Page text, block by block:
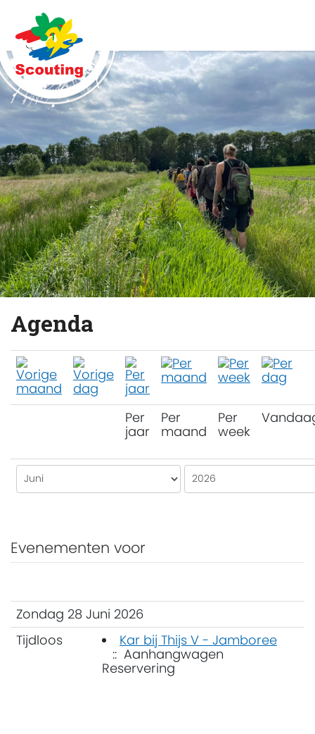
Agenda
Per
jaar
Per
maand
Per
week
Evenementen voor
Zondag 28 Juni 2026
Tijdloos
Kar bij Thijs V - Jamboree
:: Aanhangwagen
Reservering